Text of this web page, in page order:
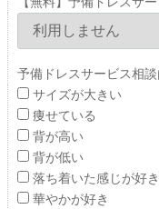
予備ドレスサービス相
サイズが大きい
痩せている
背が高い
背が低い
落ち着いた感じが好き
華やかが好き